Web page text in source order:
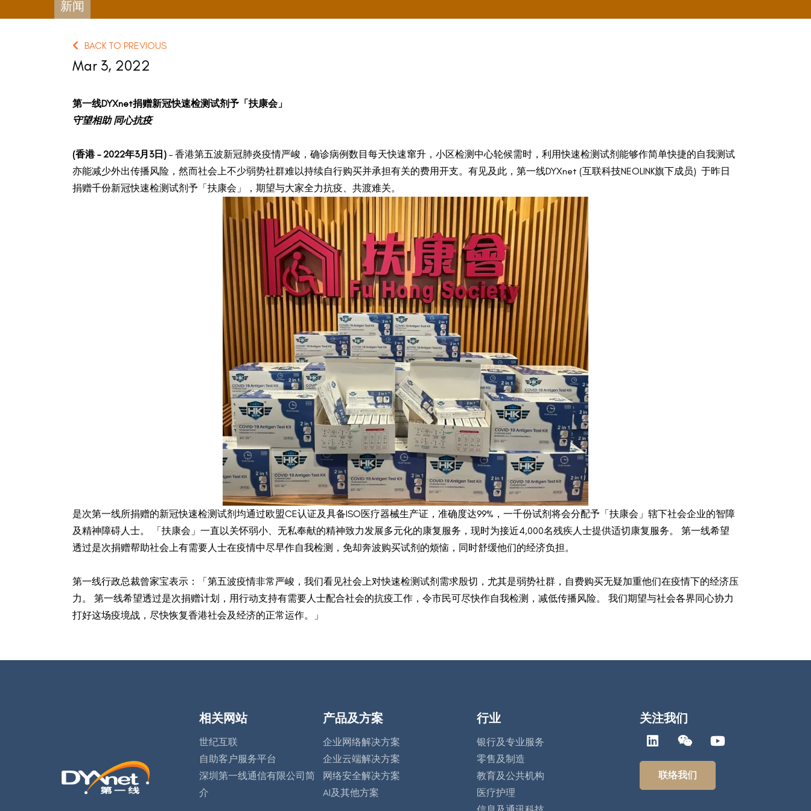
新闻
BACK TO PREVIOUS
Mar 3, 2022
第一线DYXnet捐赠新冠快速检测试剂予「扶康会」
守望相助 同心抗疫
(香港– 2022年3月 3日) – 香港第五波新冠肺炎疫情严峻，确诊病例数目每天快速窜升，小区检测中心轮候需时，利用快速检测试剂能够作简单快捷的自我测试
亦能减少外出传播风险，然而社会上不少弱势社群难以持续自行购买并承担有关的费用开支。有见及此，第一线DYXnet (互联科技NEOLINK旗下成员) 于昨日
捐赠千份新冠快速检测试剂予「扶康会」，期望与大家全力抗疫、共渡难关。
是次第一线所捐赠的新冠快速检测试剂均通过欧盟CE认证及具备ISO医疗器械生产证，准确度达99%，一千份试剂将会分配予「扶康会」辖下社会企业的智障
及精神障碍人士。 「扶康会」一直以关怀弱小、无私奉献的精神致力发展多元化的康复服务，现时为接近4,000名残疾人士提供适切康复服务。 第一线希望
透过是次捐赠帮助社会上有需要人士在疫情中尽早作自我检测，免却奔波购买试剂的烦恼，同时舒缓他们的经济负担。
第一线行政总裁曾家宝表示：「第五波疫情非常严峻，我们看见社会上对快速检测试剂需求殷切，尤其是弱势社群，自费购买无疑加重他们在疫情下的经济压
力。 第一线希望透过是次捐赠计划，用行动支持有需要人士配合社会的抗疫工作，令市民可尽快作自我检测，减低传播风险。 我们期望与社会各界同心协力
打好这场疫境战，尽快恢复香港社会及经济的正常运作。」
相关网站
世纪互联
自助客户服务平台
深圳第一线通信有限公司简
介
产品及方案
企业网络解决方案
企业云端解决方案
网络安全解决方案
AI及其他方案
行业
银行及专业服务
零售及制造
教育及公共机构
医疗护理
关注我们
联络我们